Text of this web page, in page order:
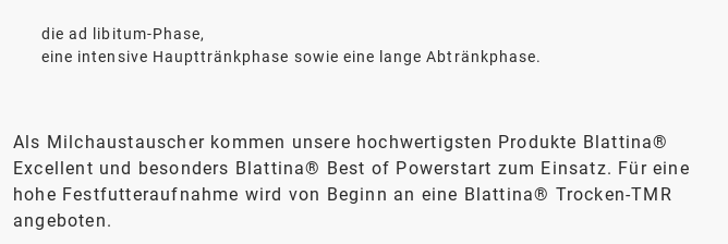
die ad libitum-Phase,
eine intensive Haupttränkphase sowie eine lange Abtränkphase.
Als Milchaustauscher kommen unsere hochwertigsten Produkte Blattina®
Excellent und besonders Blattina® Best of Powerstart zum Einsatz. Für eine
hohe Festfutteraufnahme wird von Beginn an eine Blattina® Trocken-TMR
angeboten.